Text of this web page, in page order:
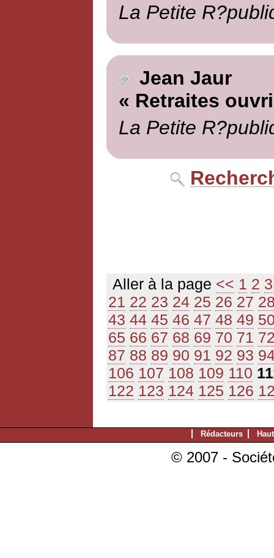
La Petite
Jean Jaur
« Retraites
La Petite
Aller à la page << 1 2 3
21 22 23 24 25 26 27
43 44 45 46 47 48 49
65 66 67 68 69 70 71
87 88 89 90 91 92 93
106 107 108 109 110
122 123 124 125 126
Rédacteurs
© 2007 -